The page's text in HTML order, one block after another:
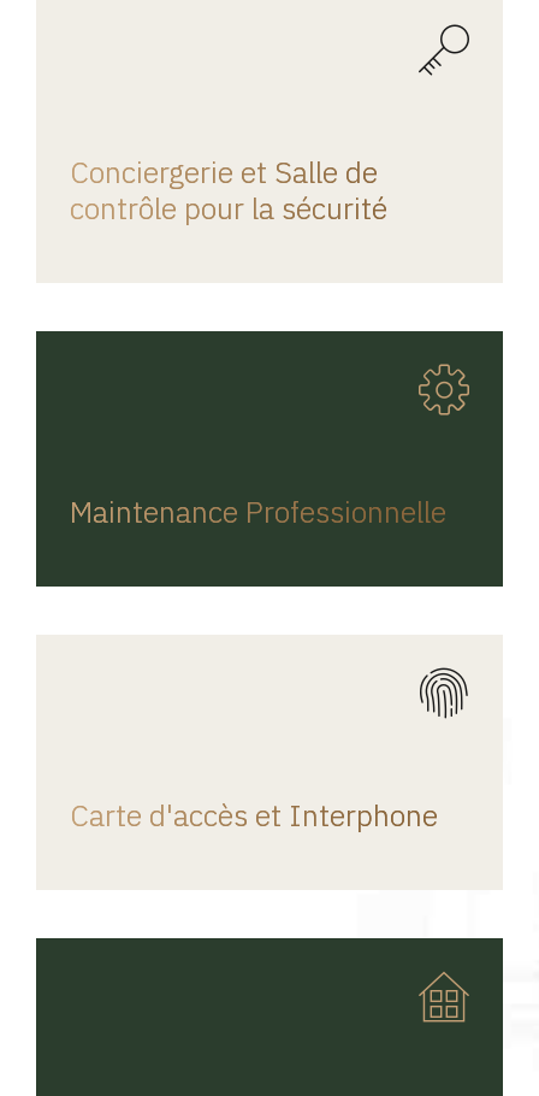
Conciergerie et Salle de
contrôle pour la sécurité
Maintenance Professionnelle
Carte d'accès et Interphone